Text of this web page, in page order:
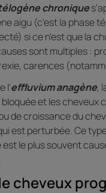
chronique
aigu (c'est la phase
si ce n'est que la
sont multiples :
carences
l'effluvium anagène,
et les cheveux
de croissance du
est perturbée. Ce
le plus souvent
.
cheveux